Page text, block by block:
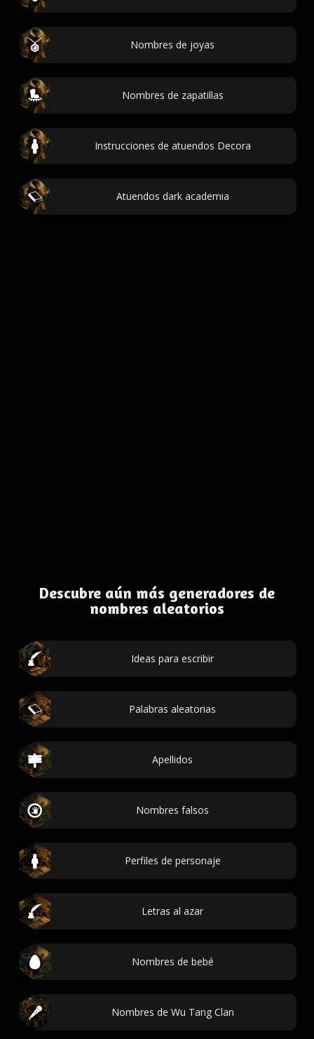
Nombres de joyas
Nombres de zapatillas
Instrucciones de atuendos Decora
Atuendos dark academia
Descubre aún más generadores de
nombres aleatorios
Ideas para escribir
Palabras aleatorias
Apellidos
Nombres falsos
Perfiles de personaje
Letras al azar
Nombres de bebé
Nombres de Wu Tang Clan